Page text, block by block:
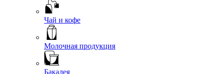
Чай и кофе
Молочная продукция
Бакалея